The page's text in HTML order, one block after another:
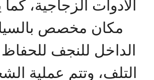
الأدوات الزجاجية، كما
مكان مخصص
الداخل للنجف
التلف، وتتم عملية